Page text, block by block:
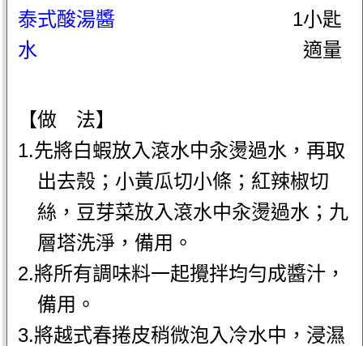
泰式酸湯醬
1小匙
水
適量
【做 法】
1.先將白蝦放入滾水中汆燙過水，再取
出去殼；小黃瓜切小條；紅辣椒切
絲，豆芽菜放入滾水中汆燙過水；九
層塔洗淨，備用。
2.將所有調味料一起攪拌均勻成醬汁，
備用。
3.將越式春捲皮稍微泡入冷水中，浸濕